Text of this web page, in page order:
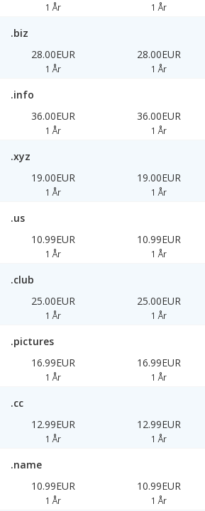
1 År 1 År
.biz
28.00EUR
1 År
28.00EUR
1 År
.info
36.00EUR
1 År
36.00EUR
1 År
.xyz
19.00EUR
1 År
19.00EUR
1 År
.us
10.99EUR
1 År
10.99EUR
1 År
.club
25.00EUR
1 År
25.00EUR
1 År
.pictures
16.99EUR
1 År
16.99EUR
1 År
.cc
12.99EUR
1 År
12.99EUR
1 År
.name
10.99EUR
1 År
10.99EUR
1 År